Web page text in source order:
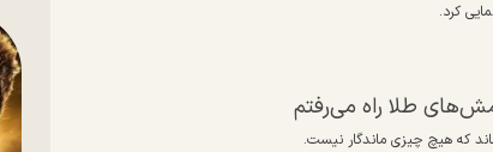
کرد.
طلا راه می‌رفتم
که هیچ چیزی ماندگار نیست.